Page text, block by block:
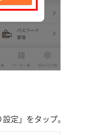
定」をタップ。